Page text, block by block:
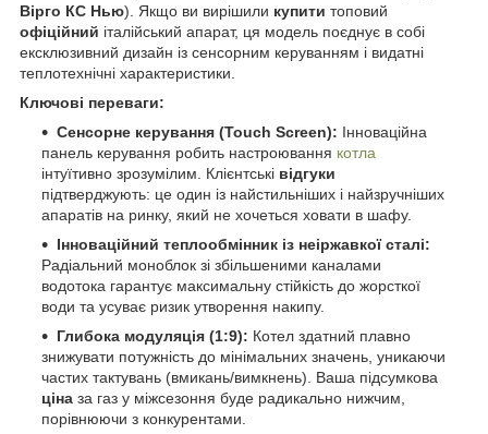
Вірго КС Нью). Якщо ви вирішили купити топовий
офіційний італійський апарат, ця модель поєднує в собі
ексклюзивний дизайн із сенсорним керуванням і видатні
теплотехнічні характеристики.
Ключові переваги:
Сенсорне керування (Touch Screen): Інноваційна
панель керування робить настроювання котла
інтуїтивно зрозумілим. Клієнтські відгуки
підтверджують: це один із найстильніших і найзручніших
апаратів на ринку, який не хочеться ховати в шафу.
Інноваційний теплообмінник із неіржавкої сталі:
Радіальний моноблок зі збільшеними каналами
водотока гарантує максимальну стійкість до жорсткої
води та усуває ризик утворення накипу.
Глибока модуляція (1:9): Котел здатний плавно
знижувати потужність до мінімальних значень, уникаючи
частих тактувань (вмикань/вимкнень). Ваша підсумкова
ціна за газ у міжсезоння буде радикально нижчим,
порівнюючи з конкурентами.